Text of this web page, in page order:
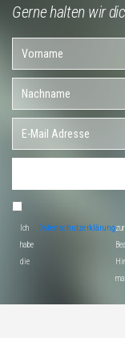
Gerne halten wir
Ich
habe
die
Datenschutzerklärung